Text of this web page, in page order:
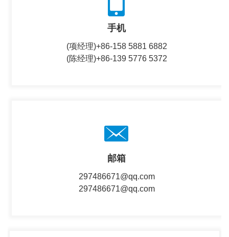
手机
(项经理)+86-158 5881 6882
(陈经理)+86-139 5776 5372
邮箱
297486671@qq.com
297486671@qq.com